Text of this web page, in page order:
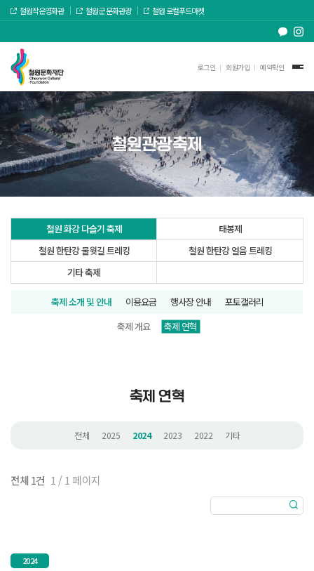
철원작은영화관 철원군 문화관광 철원 로컬푸드마켓
로그인 회원가입 예약확인
철원관광축제
철원 화강 다슬기 축제
축제 소개 및 안내
축제 개요
축제 연혁
이용요금 행사장 안내 포토갤러리
태봉제
철원 한탄강 물윗길 트레킹
철원 한탄강 얼음 트레킹
기타 축제
축제 연혁
전체 2025 2024 2023 2022 기타
전체 1건 1 / 1 페이지
2024